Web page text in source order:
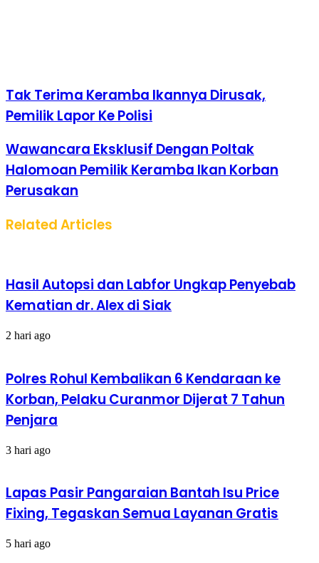
Tak Terima Keramba Ikannya Dirusak,
Pemilik Lapor Ke Polisi
Wawancara Eksklusif Dengan Poltak
Halomoan Pemilik Keramba Ikan Korban
Perusakan
Related Articles
Hasil Autopsi dan Labfor Ungkap Penyebab
Kematian dr. Alex di Siak
2 hari ago
Polres Rohul Kembalikan 6 Kendaraan ke
Korban, Pelaku Curanmor Dijerat 7 Tahun
Penjara
3 hari ago
Lapas Pasir Pangaraian Bantah Isu Price
Fixing, Tegaskan Semua Layanan Gratis
5 hari ago